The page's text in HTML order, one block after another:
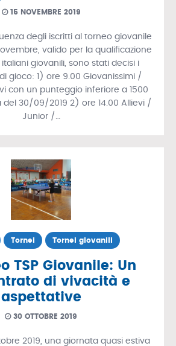
15 NOVEMBRE 2019
degli iscritti al torneo giovanile
valido per la qualificazione
giovanili, sono stati decisi i
gioco: 1) ore 9.00 Giovanissimi /
con un punteggio inferiore a 1500
del 30/09/2019 2) ore 14.00 Allievi /
Junior /…
Tornei Tornei giovanili
TSP Giovanile: Un
di vivacità e
aspettative
30 OTTOBRE 2019
2019, una giornata quasi estiva